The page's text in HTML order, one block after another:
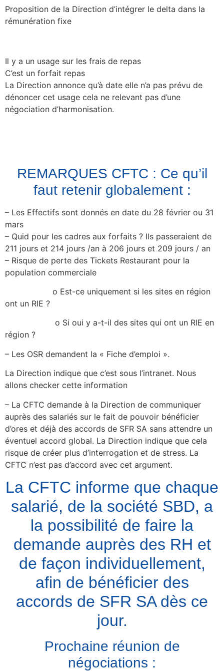
Proposition de la Direction d’intégrer le delta dans la
rémunération fixe
Il y a un usage sur les frais de repas
C’est un forfait repas
La Direction annonce qu’à date elle n’a pas prévu de
dénoncer cet usage cela ne relevant pas d’une
négociation d’harmonisation.
REMARQUES CFTC : Ce qu’il
faut retenir globalement :
– Les Effectifs sont donnés en date du 28 février ou 31
mars
– Quid pour les cadres aux forfaits ? Ils passeraient de
211 jours et 214 jours /an à 206 jours et 209 jours / an
– Risque de perte des Tickets Restaurant pour la
population commerciale
o Est-ce uniquement si les sites en région
ont un RIE ?
o Si oui y a-t-il des sites qui ont un RIE en
région ?
– Les OSR demandent la « Fiche d’emploi ».
La Direction indique que c’est sous l’intranet. Nous
allons checker cette information
– La CFTC demande à la Direction de communiquer
auprès des salariés sur le fait de pouvoir bénéficier
d’ores et déjà des accords de SFR SA sans attendre un
éventuel accord global. La Direction indique que cela
risque de créer plus d’interrogation et de stress. La
CFTC n’est pas d’accord avec cet argument.
La CFTC informe que chaque
salarié, de la société SBD, a
la possibilité de faire la
demande auprès des RH et
de façon individuellement,
afin de bénéficier des
accords de SFR SA dès ce
jour.
Prochaine réunion de
négociations :